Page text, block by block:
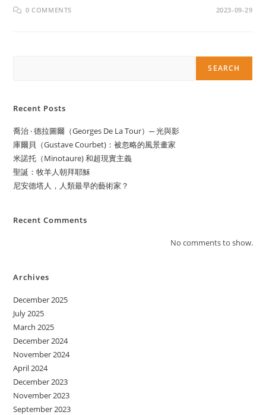
0 COMMENTS 2023-09-29
SEARCH
Recent Posts
喬治 ‧ 德拉圖爾（Georges De La Tour）─ 光與影
庫爾貝（Gustave Courbet)：被忽略的風景畫家
米諾托（Minotaure) 和超現實主義
聖誕：牧羊人朝拜耶穌
尼安德塔人，人類最早的藝術家？
Recent Comments
No comments to show.
Archives
December 2025
July 2025
March 2025
December 2024
November 2024
April 2024
December 2023
November 2023
September 2023